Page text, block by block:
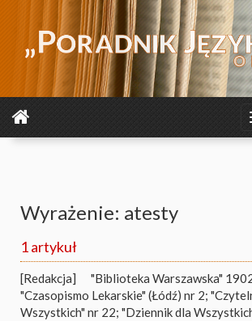
Wyrażenie: atesty
1 artykuł
[Redakcja]
"Biblioteka Warszawska"
"Czasopismo Lekarskie" (Łódź) nr 2;
Wszystkich" nr 22; "Dziennik dla